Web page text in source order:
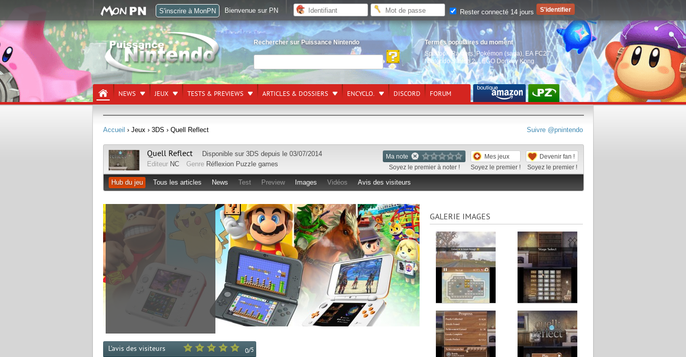
Rechercher sur Puissance Nintendo
Termes populaires du moment
Splatoon Raiders, Pokémon (saga) EA FC27,
Nintendo Switch 2,LEGO Donkey Kong
NEWS JEUX TESTS & PREVIEWS ARTICLES & DOSSIERS ENCYCLO. DISCORD FORUM
Suivre @pnintendo
Accueil › Jeux › 3DS › Quell Reflect
Ma note
Soyez le premier à noter !
Mes jeux
Soyez le premier !
Devenir fan !
Soyez le premier !
Quell Reflect Disponible sur 3DS depuis le 03/07/2014
Editeur NC Genre Réflexion Puzzle games
Hub du jeu Tous les articles News Test Preview Images Vidéos Avis des visiteurs
0/5
L'avis des visiteurs
GALERIE IMAGES
S'inscrire à MonPN Bienvenue sur PN Rester connecté 14 jours